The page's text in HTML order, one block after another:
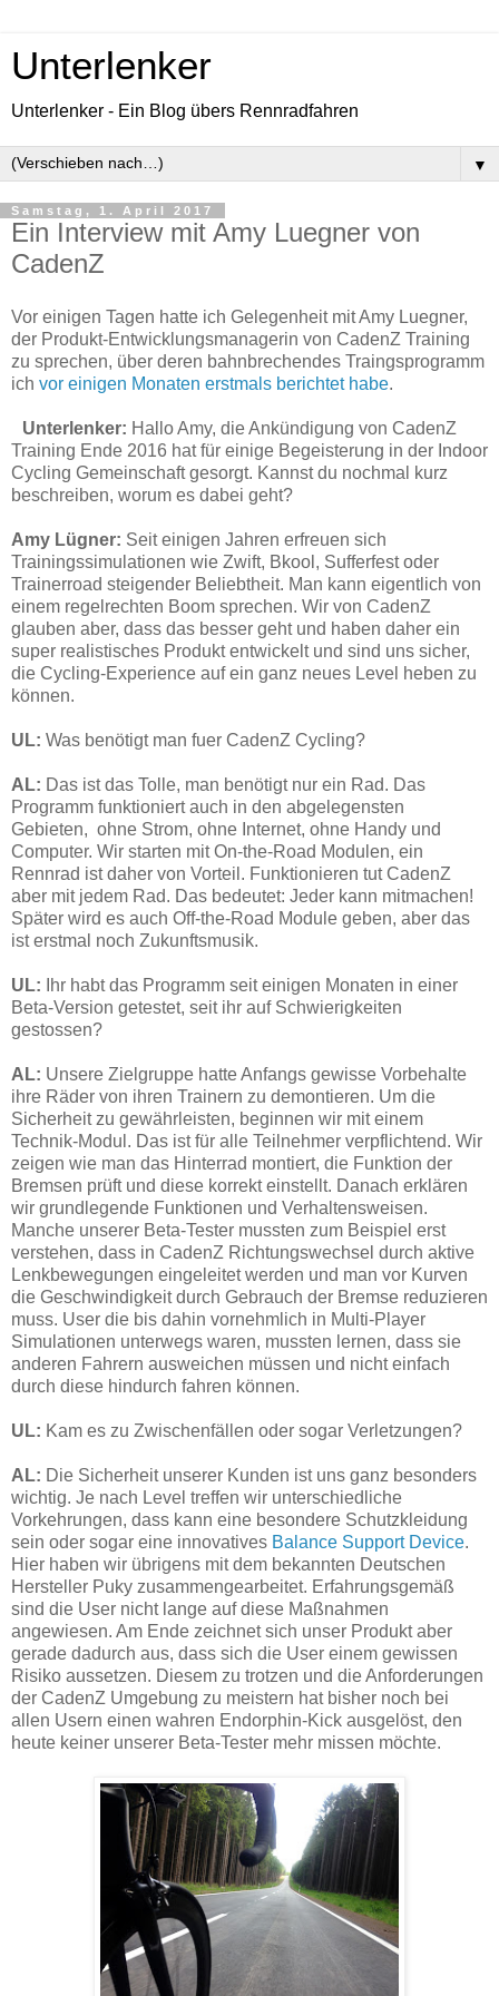
Unterlenker
Unterlenker - Ein Blog übers Rennradfahren
▼
Samstag, 1. April 2017
Ein Interview mit Amy Luegner von
CadenZ
Vor einigen Tagen hatte ich Gelegenheit mit Amy Luegner,
der Produkt-Entwicklungsmanagerin von CadenZ Training
zu sprechen, über deren bahnbrechendes Traingsprogramm
ich vor einigen Monaten erstmals berichtet habe.
Unterlenker: Hallo Amy, die Ankündigung von CadenZ
Training Ende 2016 hat für einige Begeisterung in der Indoor
Cycling Gemeinschaft gesorgt. Kannst du nochmal kurz
beschreiben, worum es dabei geht?
Amy Lügner: Seit einigen Jahren erfreuen sich
Trainingssimulationen wie Zwift, Bkool, Sufferfest oder
Trainerroad steigender Beliebtheit. Man kann eigentlich von
einem regelrechten Boom sprechen. Wir von CadenZ
glauben aber, dass das besser geht und haben daher ein
super realistisches Produkt entwickelt und sind uns sicher,
die Cycling-Experience auf ein ganz neues Level heben zu
können.
UL: Was benötigt man fuer CadenZ Cycling?
AL: Das ist das Tolle, man benötigt nur ein Rad. Das
Programm funktioniert auch in den abgelegensten
Gebieten, ohne Strom, ohne Internet, ohne Handy und
Computer. Wir starten mit On-the-Road Modulen, ein
Rennrad ist daher von Vorteil. Funktionieren tut CadenZ
aber mit jedem Rad. Das bedeutet: Jeder kann mitmachen!
Später wird es auch Off-the-Road Module geben, aber das
ist erstmal noch Zukunftsmusik.
UL: Ihr habt das Programm seit einigen Monaten in einer
Beta-Version getestet, seit ihr auf Schwierigkeiten
gestossen?
AL: Unsere Zielgruppe hatte Anfangs gewisse Vorbehalte
ihre Räder von ihren Trainern zu demontieren. Um die
Sicherheit zu gewährleisten, beginnen wir mit einem
Technik-Modul. Das ist für alle Teilnehmer verpflichtend. Wir
zeigen wie man das Hinterrad montiert, die Funktion der
Bremsen prüft und diese korrekt einstellt. Danach erklären
wir grundlegende Funktionen und Verhaltensweisen.
Manche unserer Beta-Tester mussten zum Beispiel erst
verstehen, dass in CadenZ Richtungswechsel durch aktive
Lenkbewegungen eingeleitet werden und man vor Kurven
die Geschwindigkeit durch Gebrauch der Bremse reduzieren
muss. User die bis dahin vornehmlich in Multi-Player
Simulationen unterwegs waren, mussten lernen, dass sie
anderen Fahrern ausweichen müssen und nicht einfach
durch diese hindurch fahren können.
UL: Kam es zu Zwischenfällen oder sogar Verletzungen?
AL: Die Sicherheit unserer Kunden ist uns ganz besonders
wichtig. Je nach Level treffen wir unterschiedliche
Vorkehrungen, dass kann eine besondere Schutzkleidung
sein oder sogar eine innovatives Balance Support Device.
Hier haben wir übrigens mit dem bekannten Deutschen
Hersteller Puky zusammengearbeitet. Erfahrungsgemäß
sind die User nicht lange auf diese Maßnahmen
angewiesen. Am Ende zeichnet sich unser Produkt aber
gerade dadurch aus, dass sich die User einem gewissen
Risiko aussetzen. Diesem zu trotzen und die Anforderungen
der CadenZ Umgebung zu meistern hat bisher noch bei
allen Usern einen wahren Endorphin-Kick ausgelöst, den
heute keiner unserer Beta-Tester mehr missen möchte.